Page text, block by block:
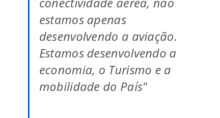
estamos apenas
desenvolvendo a aviação.
Estamos desenvolvendo a
economia, o Turismo e a
mobilidade do País"